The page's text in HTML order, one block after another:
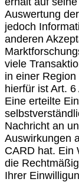
Auswertung
jedoch
anderen
viele
in einer
hierfür ist Art.
Eine erteilte
Nachricht an
Auswirkungen
CARD hat. Ein
die
Ihrer